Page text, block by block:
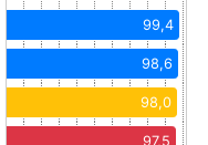
99,4
98,6
98,0
97,5